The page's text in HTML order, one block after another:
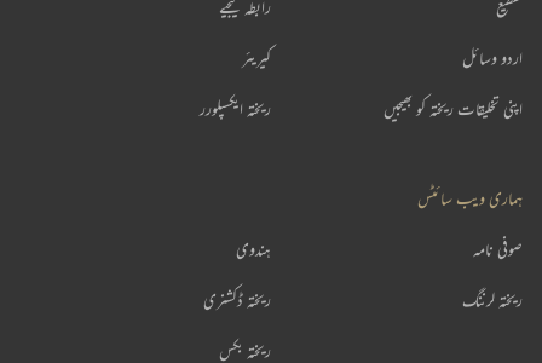
تقطیع
اردو وسائل
اپنی تخلیقات ریختہ کو بھیجیں
رابطہ کیجیے
کیریئر
ریختہ ایکسپلورر
ہماری ویب سائٹس
ہندوی صوفی نامہ
ریختہ ڈکشنری ریختہ لرننگ
ریختہ بکس